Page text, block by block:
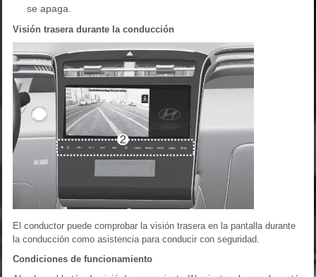
se apaga.
Visión trasera durante la conducción
El conductor puede comprobar la visión trasera en la pantalla durante
la conducción como asistencia para conducir con seguridad.
Condiciones de funcionamiento